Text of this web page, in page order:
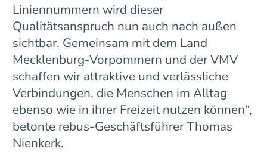
Liniennummern wird dieser
Qualitätsanspruch nun auch nach außen
sichtbar. Gemeinsam mit dem Land
Mecklenburg-Vorpommern und der VMV
schaffen wir attraktive und verlässliche
Verbindungen, die Menschen im Alltag
ebenso wie in ihrer Freizeit nutzen können“,
betonte rebus-Geschäftsführer Thomas
Nienkerk.